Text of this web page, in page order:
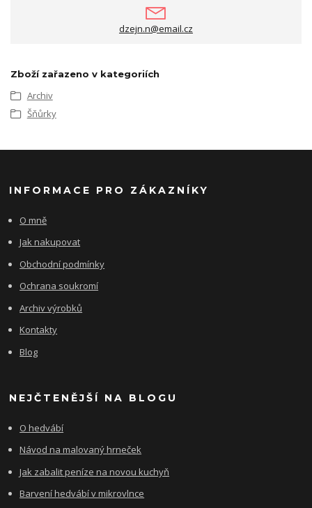
dzejn.n@email.cz
Zboží zařazeno v kategoriích
Archiv
Šňůrky
INFORMACE PRO ZÁKAZNÍKY
O mně
Jak nakupovat
Obchodní podmínky
Ochrana soukromí
Archiv výrobků
Kontakty
Blog
NEJČTENĚJŠÍ NA BLOGU
O hedvábí
Návod na malovaný hrneček
Jak zabalit peníze na novou kuchyň
Barvení hedvábí v mikrovlnce